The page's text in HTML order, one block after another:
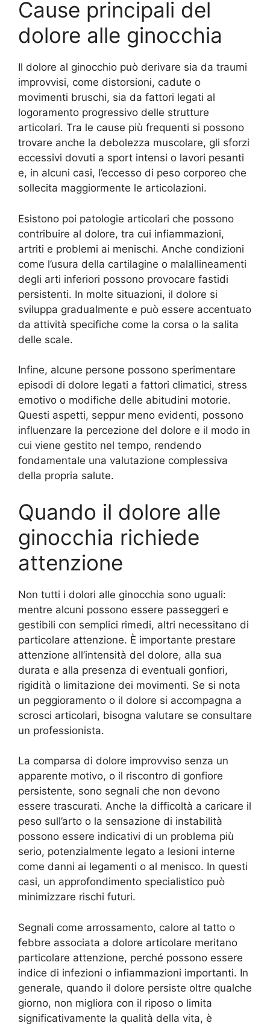
Cause principali del
dolore alle ginocchia
Il dolore al ginocchio può derivare sia da traumi
improvvisi, come distorsioni, cadute o
movimenti bruschi, sia da fattori legati al
logoramento progressivo delle strutture
articolari. Tra le cause più frequenti si possono
trovare anche la debolezza muscolare, gli sforzi
eccessivi dovuti a sport intensi o lavori pesanti
e, in alcuni casi, l’eccesso di peso corporeo che
sollecita maggiormente le articolazioni.
Esistono poi patologie articolari che possono
contribuire al dolore, tra cui infiammazioni,
artriti e problemi ai menischi. Anche condizioni
come l’usura della cartilagine o malallineamenti
degli arti inferiori possono provocare fastidi
persistenti. In molte situazioni, il dolore si
sviluppa gradualmente e può essere accentuato
da attività specifiche come la corsa o la salita
delle scale.
Infine, alcune persone possono sperimentare
episodi di dolore legati a fattori climatici, stress
emotivo o modifiche delle abitudini motorie.
Questi aspetti, seppur meno evidenti, possono
influenzare la percezione del dolore e il modo in
cui viene gestito nel tempo, rendendo
fondamentale una valutazione complessiva
della propria salute.
Quando il dolore alle
ginocchia richiede
attenzione
Non tutti i dolori alle ginocchia sono uguali:
mentre alcuni possono essere passeggeri e
gestibili con semplici rimedi, altri necessitano di
particolare attenzione. È importante prestare
attenzione all’intensità del dolore, alla sua
durata e alla presenza di eventuali gonfiori,
rigidità o limitazione dei movimenti. Se si nota
un peggioramento o il dolore si accompagna a
scrosci articolari, bisogna valutare se consultare
un professionista.
La comparsa di dolore improvviso senza un
apparente motivo, o il riscontro di gonfiore
persistente, sono segnali che non devono
essere trascurati. Anche la difficoltà a caricare il
peso sull’arto o la sensazione di instabilità
possono essere indicativi di un problema più
serio, potenzialmente legato a lesioni interne
come danni ai legamenti o al menisco. In questi
casi, un approfondimento specialistico può
minimizzare rischi futuri.
Segnali come arrossamento, calore al tatto o
febbre associata a dolore articolare meritano
particolare attenzione, perché possono essere
indice di infezioni o infiammazioni importanti. In
generale, quando il dolore persiste oltre qualche
giorno, non migliora con il riposo o limita
significativamente la qualità della vita, è